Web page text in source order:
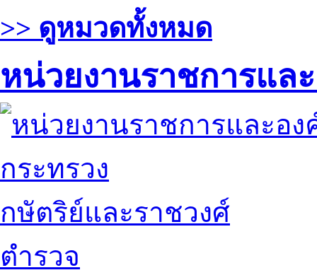
>> ดูหมวดทั้งหมด
หน่วยงานราชการแล
กระทรวง
กษัตริย์และราชวงศ์
ตำรวจ